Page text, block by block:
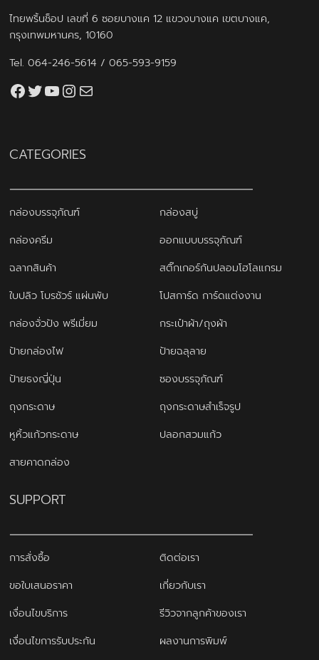
ไทยพริ้นช็อป เลขที่ 6 ซอยบางแค 12 แขวงบางแค เขตบางแค,
กรุงเทพมหานคร, 10160
Tel.064-246-5614 /065-593-9159
Facebook
Twitter
YouTube
Instagram
thaiprintshop.aw@gmail.com
CATEGORIES
กล่องบรรจุภัณฑ์
กล่องสบู่
กล่องครีม
ออกแบบบรรจุภัณฑ์
ฉลากสินค้า
สติ๊กเกอร์กันปลอมโฮโลแกรม
ใบปลิว โบรชัวร์ แผ่นพับ
โปสการ์ด การ์ดแต่งงาน
กล่องจั่วปัง พรีเมี่ยม
กระเป๋าผ้า/ถุงผ้า
ป้ายกล่องไฟ
ป้ายฉลุลาย
ป้ายธงญี่ปุ่น
ซองบรรจุภัณฑ์
ถุงกระดาษ
ถุงกระดาษสำเร็จรูป
หูหิ้วแก้วกระดาษ
ปลอกสวมแก้ว
สายคาดกล่อง
SUPPORT
การสั่งซื้อ
ติดต่อเรา
ขอใบเสนอราคา
เกี่ยวกับเรา
เงื่อนไขบริการ
รีวิวจากลูกค้าของเรา
เงื่อนไขการรับประกัน
ผลงานการพิมพ์